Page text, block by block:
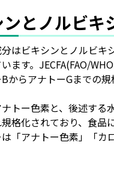
ンとノルビキ
はビキシンとノルビキ
ます。JECFA(FAO/
からアナトーGまでの規
トー色素と、後述する
格化されており、食品
「アナトー色素」「カ